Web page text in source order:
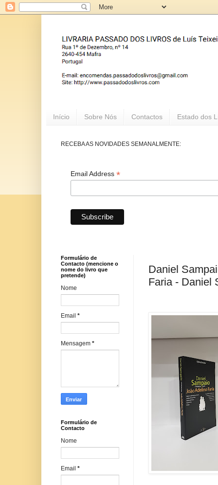
Início Sobre Nós Contactos Estado dos
RECEBA AS NOVIDADES SEMANALMENTE:
Email Address *
Daniel
Faria - Daniel
Formulário de
Contacto (mencione o
nome do livro que
pretende)
Nome
Email *
Mensagem *
Formulário de
Contacto
Nome
Email *